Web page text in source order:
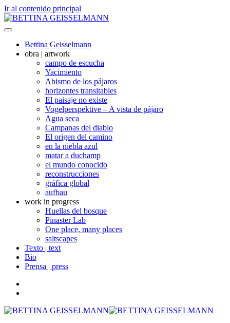
Ir al contenido principal
Bettina Geisselmann
obra | artwork
campo de escucha
Yacimiento
Abismo de los pájaros
horizontes transitables
El paisaje no existe
Vogelperspektive – A vista de pájaro
Agua seca
Campanas del diablo
El origen del camino
en la niebla azul
matar a duchamp
el mundo conocido
reconstrucciones
gráfica global
aufbau
work in progress
Huellas del bosque
Pinaster Lab
One place, many places
saltscapes
Texto | text
Bio
Prensa | press